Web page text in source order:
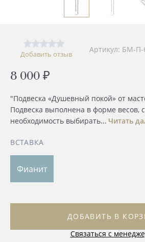
Добавить отзыв Артикул: БМ-
8 000 ₽
"Подвеска «Душевный покой» от
Подвеска выполнена в форме весов,
необходимость выбирать... Читать
ВСТАВКА
Фианит
ДОБАВИТЬ В
Связаться с